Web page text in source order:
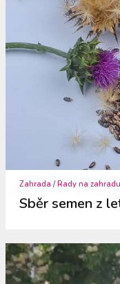
Zahrada /Rady na zahradu
Sběr semen z